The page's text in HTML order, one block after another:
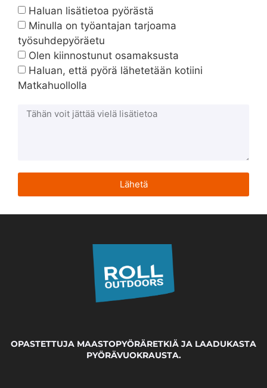
Haluan lisätietoa pyörästä
Minulla on työantajan tarjoama
työsuhdepyöräetu
Olen kiinnostunut osamaksusta
Haluan, että pyörä lähetetään kotiini
Matkahuollolla
Lähetä
OPASTETTUJA MAASTOPYÖRÄRETKIÄ JA LAADUKASTA
PYÖRÄVUOKRAUSTA.